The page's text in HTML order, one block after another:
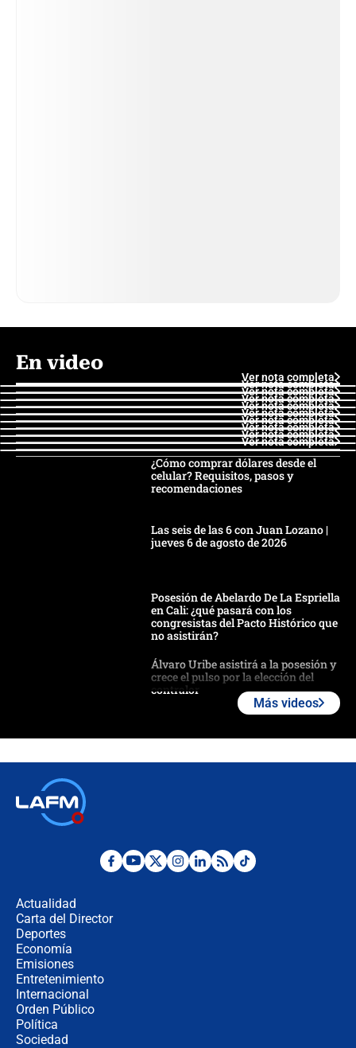
En video
Ver nota completa
Ver nota completa
Ver nota completa
Ver nota completa
Ver nota completa
Ver nota completa
Ver nota completa
Ver nota completa
Ver nota completa
Ver nota completa
¿Cómo comprar dólares desde el
celular? Requisitos, pasos y
recomendaciones
Las seis de las 6 con Juan Lozano |
jueves 6 de agosto de 2026
Posesión de Abelardo De La Espriella
en Cali: ¿qué pasará con los
congresistas del Pacto Histórico que
no asistirán?
Álvaro Uribe asistirá a la posesión y
crece el pulso por la elección del
contralor
Estratega de Abelardo de la Espriella
Más videos
Actualidad
Carta del Director
Deportes
Economía
Emisiones
Entretenimiento
Internacional
Orden Público
Política
Sociedad